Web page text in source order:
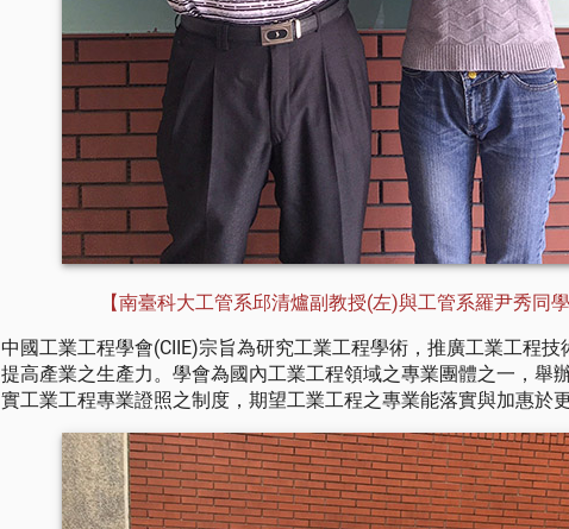
【南臺科大工管系邱清爐副教授(左)與工管系羅尹秀同學
中國工業工程學會(CIIE)宗旨為研究工業工程學術，推廣工業工程技
提高產業之生產力。學會為國內工業工程領域之專業團體之一，舉
實工業工程專業證照之制度，期望工業工程之專業能落實與加惠於更